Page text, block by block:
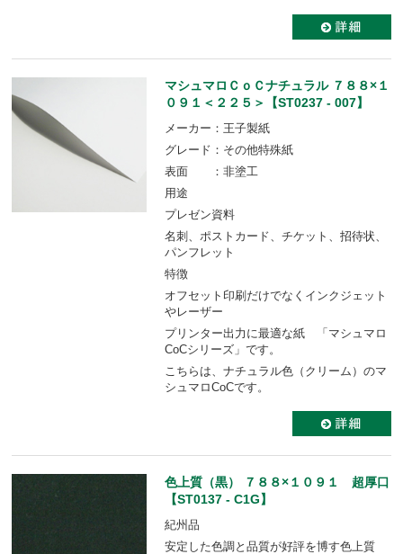
マシュマロＣｏＣナチュラル ７８８×１
０９１＜２２５＞【ST0237 - 007】
メーカー：王子製紙
グレード：その他特殊紙
表面 ：非塗工
用途
プレゼン資料
名刺、ポストカード、チケット、招待状、
パンフレット
特徴
オフセット印刷だけでなくインクジェット
やレーザー
プリンター出力に最適な紙 「マシュマロ
CoCシリーズ」です。
こちらは、ナチュラル色（クリーム）のマ
シュマロCoCです。
色上質（黒） ７８８×１０９１ 超厚口
【ST0137 - C1G】
紀州品
安定した色調と品質が好評を博す色上質